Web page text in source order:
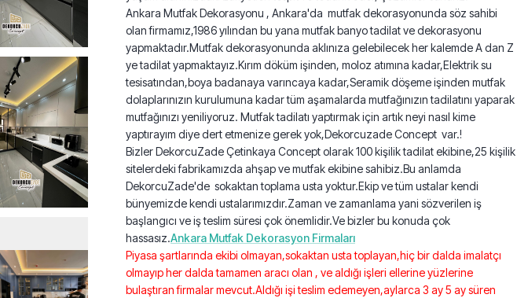
Ankara Mutfak Dekorasyonu , Ankara'da mutfak dekorasyonunda söz sahibi
olan firmamız,1986 yılından bu yana mutfak banyo tadilat ve dekorasyonu
yapmaktadır.Mutfak dekorasyonunda aklınıza gelebilecek her kalemde A dan Z
ye tadilat yapmaktayız.Kırım döküm işinden, moloz atımına kadar,Elektrik su
tesisatından,boya badanaya varıncaya kadar,Seramik döşeme işinden mutfak
dolaplarınızın kurulumuna kadar tüm aşamalarda mutfağınızın tadilatını yaparak
mutfağınızı yeniliyoruz. Mutfak tadilatı yaptırmak için artık neyi nasıl kime
yaptırayım diye dert etmenize gerek yok,Dekorcuzade Concept var.!
Bizler DekorcuZade Çetinkaya Concept olarak 100 kişilik tadilat ekibine,25 kişilik
sitelerdeki fabrikamızda ahşap ve mutfak ekibine sahibiz.Bu anlamda
DekorcuZade'de sokaktan toplama usta yoktur.Ekip ve tüm ustalar kendi
bünyemizde kendi ustalarımızdır.Zaman ve zamanlama yani sözverilen iş
başlangıcı ve iş teslim süresi çok önemlidir.Ve bizler bu konuda çok
hassasız.Ankara Mutfak Dekorasyon Firmaları
Piyasa şartlarında ekibi olmayan,sokaktan usta toplayan,hiç bir dalda imalatçı
olmayıp her dalda tamamen aracı olan , ve aldığı işleri ellerine yüzlerine
bulaştıran firmalar mevcut.Aldığı işi teslim edemeyen,aylarca 3 ay 5 ay süren